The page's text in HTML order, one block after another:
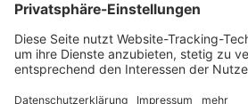
Bachelor Internationale
Bachelor Nachhaltige
Betriebswirtschaft
Bachelor Kultur und